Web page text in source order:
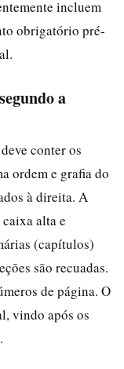
incluem
obrigatório pré-
a
conter os
ordem e grafia do
à direita. A
alta e
(capítulos)
são recuadas.
de página. O
vindo após os